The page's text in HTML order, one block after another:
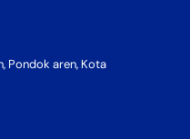
Pondok aren, Kota